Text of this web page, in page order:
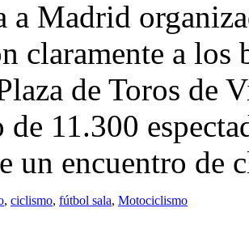
a Madrid
claramente a los
de Toros de
11.300
un encuentro de
, ciclismo, fútbol sala, Motociclismo